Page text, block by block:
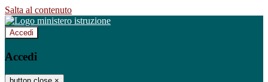
Salta al contenuto
Accedi
Accedi